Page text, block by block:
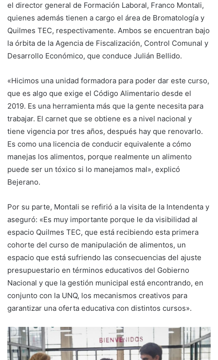
el director general de Formación Laboral, Franco Montali,
quienes además tienen a cargo el área de Bromatología y
Quilmes TEC, respectivamente. Ambos se encuentran bajo
la órbita de la Agencia de Fiscalización, Control Comunal y
Desarrollo Económico, que conduce Julián Bellido.
«Hicimos una unidad formadora para poder dar este curso,
que es algo que exige el Código Alimentario desde el
2019. Es una herramienta más que la gente necesita para
trabajar. El carnet que se obtiene es a nivel nacional y
tiene vigencia por tres años, después hay que renovarlo.
Es como una licencia de conducir equivalente a cómo
manejas los alimentos, porque realmente un alimento
puede ser un tóxico si lo manejamos mal», explicó
Bejerano.
Por su parte, Montali se refirió a la visita de la Intendenta y
aseguró: «Es muy importante porque le da visibilidad al
espacio Quilmes TEC, que está recibiendo esta primera
cohorte del curso de manipulación de alimentos, un
espacio que está sufriendo las consecuencias del ajuste
presupuestario en términos educativos del Gobierno
Nacional y que la gestión municipal está encontrando, en
conjunto con la UNQ, los mecanismos creativos para
garantizar una oferta educativa con distintos cursos».